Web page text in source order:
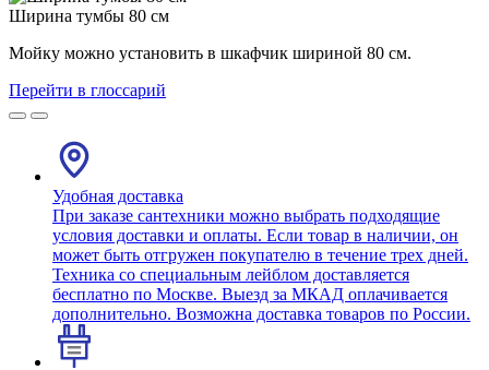
Ширина тумбы 80 см
Мойку можно установить в шкафчик шириной 80 см.
Перейти в глоссарий
Удобная доставка
При заказе сантехники можно выбрать подходящие
условия доставки и оплаты. Если товар в наличии, он
может быть отгружен покупателю в течение трех дней.
Техника со специальным лейблом доставляется
бесплатно по Москве. Выезд за МКАД оплачивается
дополнительно. Возможна доставка товаров по России.